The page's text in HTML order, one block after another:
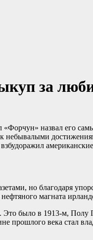
за
назвал его
небывалыми
взбудоражил
но благодаря
магната
было в 1913-м, Полу
прошлого века стал